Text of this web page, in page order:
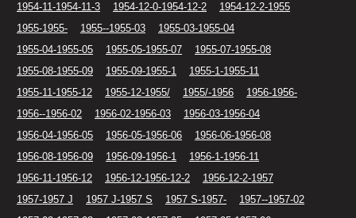
1954-11-1954-11-3
1954-12-0-1954-12-2
1954-12-2-1955
1955-1955-
1955--1955-03
1955-03-1955-04
1955-04-1955-05
1955-05-1955-07
1955-07-1955-08
1955-08-1955-09
1955-09-1955-1
1955-1-1955-11
1955-11-1955-12
1955-12-1955/ 1955/-1956
1956-1956-
1956--1956-02
1956-02-1956-03
1956-03-1956-04
1956-04-1956-05
1956-05-1956-06
1956-06-1956-08
1956-08-1956-09
1956-09-1956-1
1956-1-1956-11
1956-11-1956-12
1956-12-1956-12-2
1956-12-2-1957
1957-1957 J
1957 J-1957 S 1957 S-1957-
1957--1957-02